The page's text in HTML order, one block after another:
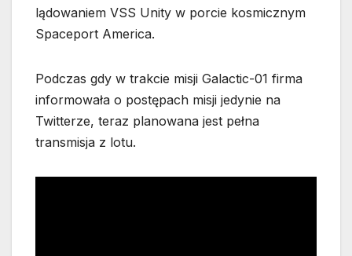
lądowaniem VSS Unity w porcie kosmicznym
Spaceport America.
Podczas gdy w trakcie misji Galactic-01 firma
informowała o postępach misji jedynie na
Twitterze, teraz planowana jest pełna
transmisja z lotu.